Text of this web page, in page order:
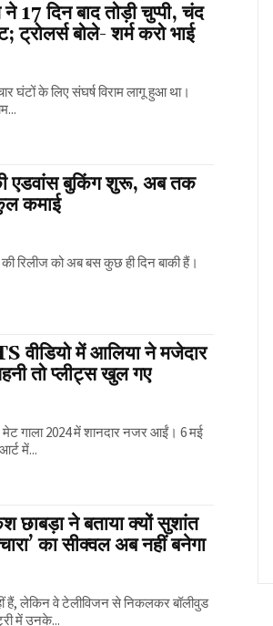
दिन बाद तोड़ी चुप्पी, चंद
ट्रोलर्स बोले- शर्म करो भाई
घंटों के लिए संघर्ष विराम लागू हुआ था।
एडवांस बुकिंग शुरू, अब तक
कमाई
रिलीज को अब बस कुछ ही दिन बाकी हैं।
में आलिया ने मजेदार
तो प्लीट्स खुल गए
मेट गाला 2024 में शानदार नजर आईं। 6 मई
में...
ने बताया क्यों सुशांत
का सीक्वल अब नहीं बनेगा
हैं, लेकिन वे टेलीविजन से निकलकर बॉलीवुड
में उनके...